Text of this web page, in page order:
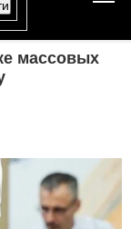
массовых